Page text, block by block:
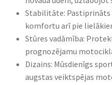
Stabilitāte:
komfortu arī pie
Stūres vadāmība:
prognozējamu
Dizains: Mūsdienīgs
augstas veiktspējas